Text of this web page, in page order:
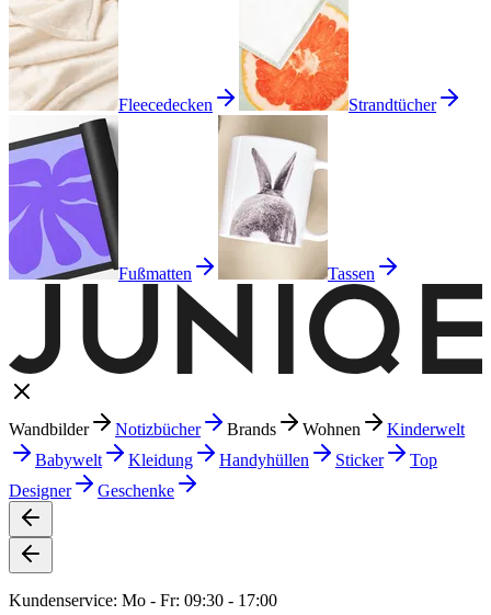
Fleecedecken Strandtücher
Fußmatten Tassen
Wandbilder Notizbücher Brands Wohnen
Kinderwelt
Babywelt
Kleidung Handyhüllen Sticker
Top
Designer
Geschenke
Kundenservice: Mo - Fr: 09:30 - 17:00